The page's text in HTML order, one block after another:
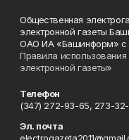
Общественная
электронной газеты
ОАО ИА «Башинформ» с
Правила
электронной газеты»
Телефон
(347) 272-93-65, 273-
Эл. почта